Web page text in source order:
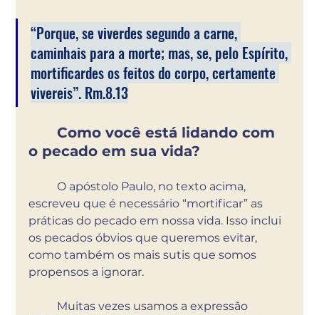
“Porque, se viverdes segundo a carne,
caminhais para a morte; mas, se, pelo Espírito,
mortificardes os feitos do corpo, certamente
vivereis”. Rm.8.13
Como você está lidando com
o pecado em sua vida?
	O apóstolo Paulo, no texto acima,
escreveu que é necessário “mortificar” as
práticas do pecado em nossa vida. Isso inclui
os pecados óbvios que queremos evitar,
como também os mais sutis que somos
propensos a ignorar.